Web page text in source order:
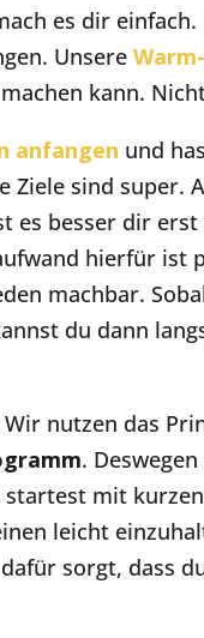
es dir
Unsere
kann.
anfangen und
sind super.
es besser dir erst
hierfür ist
machbar.
du dann
Wir nutzen das
.
mit
leicht
sorgt, dass